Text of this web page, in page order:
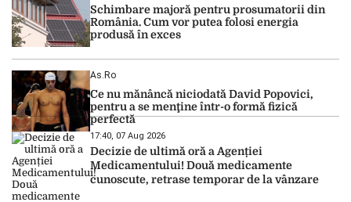
Schimbare majoră pentru prosumatorii din
România. Cum vor putea folosi energia
produsă în exces
As.ro
Ce nu mănâncă niciodată David Popovici,
pentru a se menţine într-o formă fizică
perfectă
17:40, 07 Aug 2026
Decizie de ultimă oră a Agenției
Medicamentului! Două medicamente
cunoscute, retrase temporar de la vânzare